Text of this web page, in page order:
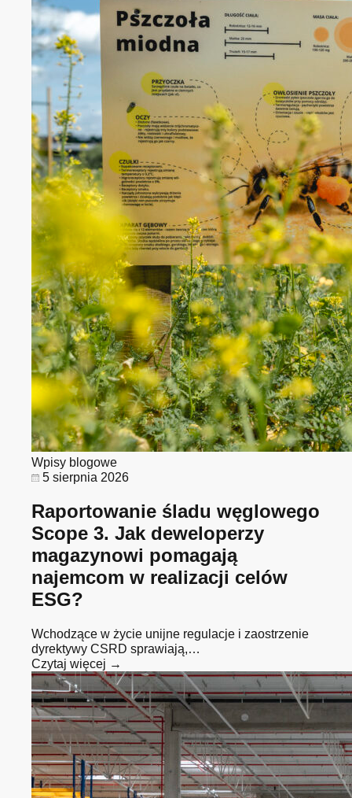
Wpisy blogowe
5 sierpnia 2026
Raportowanie śladu węglowego
Scope 3. Jak deweloperzy
magazynowi pomagają
najemcom w realizacji celów
ESG?
Wchodzące w życie unijne regulacje i zaostrzenie
dyrektywy CSRD sprawiają,…
Czytaj więcej →